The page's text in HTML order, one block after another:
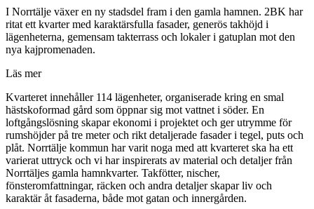
I Norrtälje växer en ny stadsdel fram i den gamla hamnen. 2BK har
ritat ett kvarter med karaktärsfulla fasader, generös takhöjd i
lägenheterna, gemensam takterrass och lokaler i gatuplan mot den
nya kajpromenaden.
Läs mer
Kvarteret innehåller 114 lägenheter, organiserade kring en smal
hästskoformad gård som öppnar sig mot vattnet i söder. En
loftgångslösning skapar ekonomi i projektet och ger utrymme för
rumshöjder på tre meter och rikt detaljerade fasader i tegel, puts och
plåt. Norrtälje kommun har varit noga med att kvarteret ska ha ett
varierat uttryck och vi har inspirerats av material och detaljer från
Norrtäljes gamla hamnkvarter. Takfötter, nischer,
fönsteromfattningar, räcken och andra detaljer skapar liv och
karaktär åt fasaderna, både mot gatan och innergården.